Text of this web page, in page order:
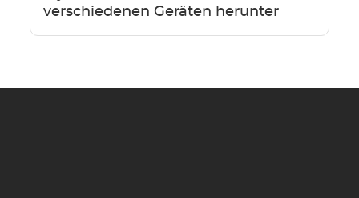
verschiedenen Geräten herunter